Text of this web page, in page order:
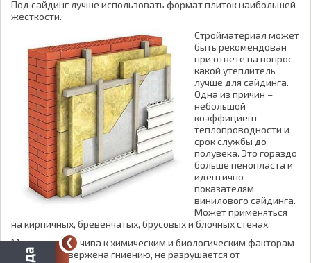
Под сайдинг лучше использовать формат плиток наибольшей
жесткости.
Стройматериал может
быть рекомендован
при ответе на вопрос,
какой утеплитель
лучше для сайдинга.
Одна из причин –
небольшой
коэффициент
теплопроводности и
срок службы до
полувека. Это гораздо
больше пенопласта и
идентично
показателям
винилового сайдинга.
Может применяться
на кирпичных, бревенчатых, брусовых и блочных стенах.
Минвата устойчива к химическим и биологическим факторам
– она не подвержена гниению, не разрушается от